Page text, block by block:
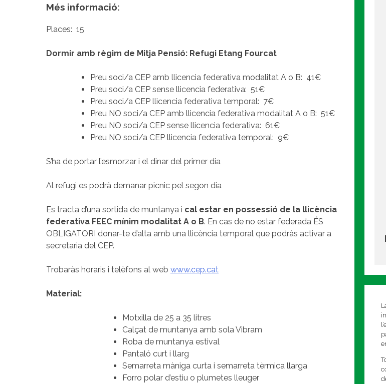
Més informació:
Places: 15
Dormir amb règim de Mitja Pensió: Refugi Etang Fourcat
Preu soci/a CEP amb llicencia federativa modalitat A o B: 41€
Preu soci/a CEP sense llicencia federativa: 51€
Preu soci/a CEP llicencia federativa temporal: 7€
Preu NO soci/a CEP amb llicencia federativa modalitat A o B: 51€
Preu NO soci/a CEP sense llicencia federativa: 61€
Preu NO soci/a CEP llicencia federativa temporal: 9€
S’ha de portar l’esmorzar i el dinar del primer dia
Al refugi es podrà demanar picnic pel segon dia
Es tracta d’una sortida de muntanya i cal estar en possessió de la llicència
federativa FEEC mínim modalitat A o B. En cas de no estar federada ÉS
OBLIGATORI donar-te d’alta amb una llicència temporal que podràs activar a
secretaria del CEP.
Trobaràs horaris i telèfons al web www.cep.cat
Material:
Motxilla de 25 a 35 litres
Calçat de muntanya amb sola Vibram
Roba de muntanya estival
Pantaló curt i llarg
Semarreta màniga curta i semarreta tèrmica llarga
Forro polar d’estiu o plumetes lleuger